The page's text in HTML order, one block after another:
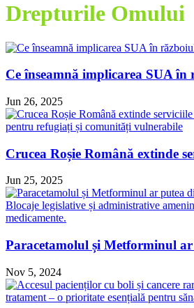
Drepturile Omului
Ce înseamnă implicarea SUA în
Jun 26, 2025
Crucea Roșie Română extinde
Jun 25, 2025
Paracetamolul și Metforminul
Nov 5, 2024